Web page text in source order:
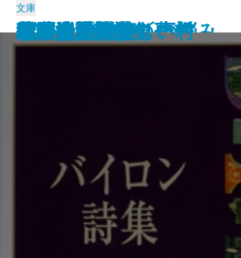
孤独な散歩者の夢想
ゲーテ詩集
脂肪の塊・テリエ館
パルムの僧院〔下〕
巴里の憂鬱
若きウェルテルの悩み
ハイネ詩集
女の一生
パルムの僧院〔上〕
三好達治詩集
文庫
バイロン詩集
春琴抄
風立ちぬ・美しい村
ヴィヨンの妻
北原白秋詩集
萩原朔太郎詩集
ヘッセ詩集
春の嵐
椿姫
春